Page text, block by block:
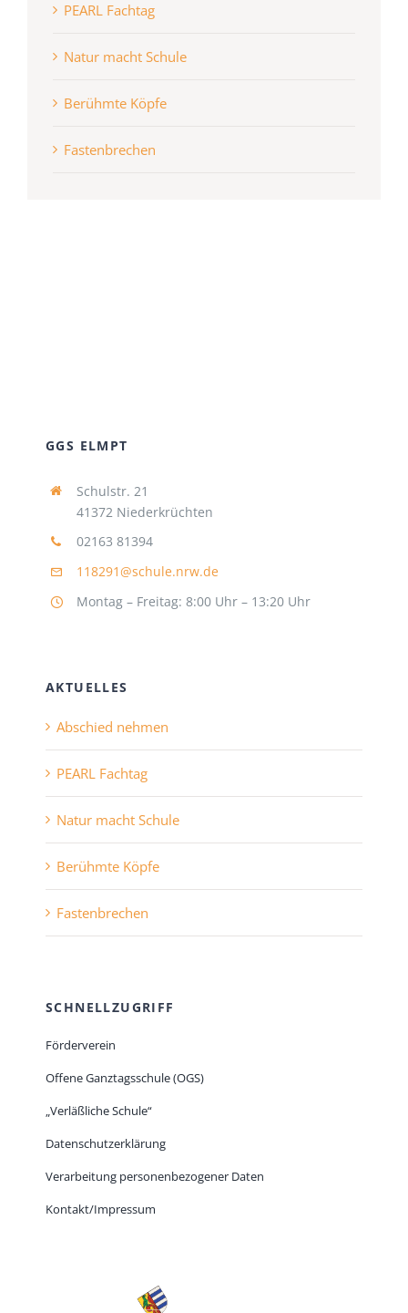
PEARL Fachtag
Natur macht Schule
Berühmte Köpfe
Fastenbrechen
GGS ELMPT
Schulstr. 21
41372 Niederkrüchten
02163 81394
118291@schule.nrw.de
Montag – Freitag: 8:00 Uhr – 13:20 Uhr
AKTUELLES
Abschied nehmen
PEARL Fachtag
Natur macht Schule
Berühmte Köpfe
Fastenbrechen
SCHNELLZUGRIFF
Förderverein
Offene Ganztagsschule (OGS)
„Verläßliche Schule“
Datenschutzerklärung
Verarbeitung personenbezogener Daten
Kontakt/Impressum